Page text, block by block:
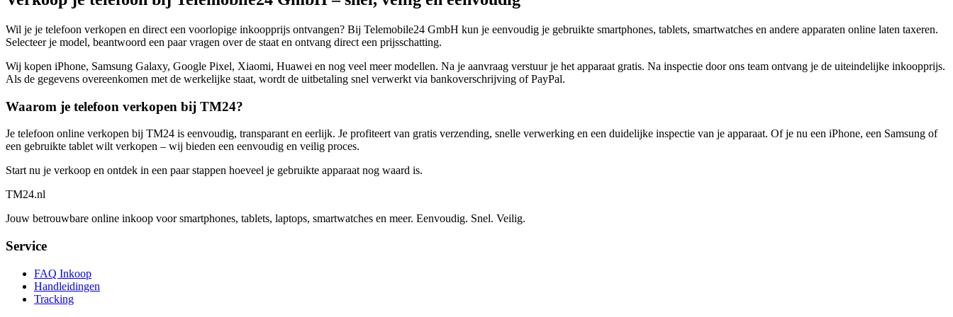
Wil je je telefoon verkopen en direct een voorlopige inkoopprijs ontvangen? Bij Telemobile24 GmbH kun je eenvoudig je gebruikte smartphones, tablets, smartwatches en andere apparaten online laten taxeren.
Selecteer je model, beantwoord een paar vragen over de staat en ontvang direct een prijsschatting.
Wij kopen iPhone, Samsung Galaxy, Google Pixel, Xiaomi, Huawei en nog veel meer modellen. Na je aanvraag verstuur je het apparaat gratis. Na inspectie door ons team ontvang je de uiteindelijke inkoopprijs.
Als de gegevens overeenkomen met de werkelijke staat, wordt de uitbetaling snel verwerkt via bankoverschrijving of PayPal.
Waarom je telefoon verkopen bij TM24?
Je telefoon online verkopen bij TM24 is eenvoudig, transparant en eerlijk. Je profiteert van gratis verzending, snelle verwerking en een duidelijke inspectie van je apparaat. Of je nu een iPhone, een Samsung of
een gebruikte tablet wilt verkopen – wij bieden een eenvoudig en veilig proces.
Start nu je verkoop en ontdek in een paar stappen hoeveel je gebruikte apparaat nog waard is.
TM24.nl
Jouw betrouwbare online inkoop voor smartphones, tablets, laptops, smartwatches en meer. Eenvoudig. Snel. Veilig.
Service
FAQ Inkoop
Handleidingen
Tracking